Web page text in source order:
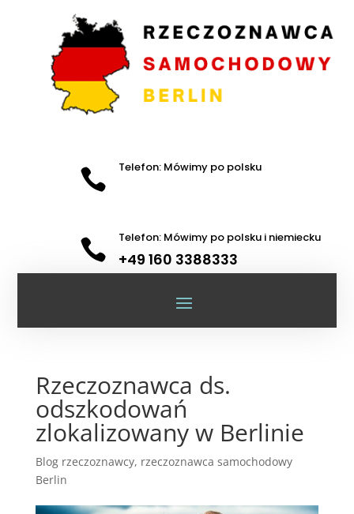
 Telefon: Mówimy po polsku
 Telefon: Mówimy po polsku i niemiecku
+49 160 3388333
Rzeczoznawca ds.
odszkodowań
zlokalizowany w Berlinie
Blog rzeczoznawcy, rzeczoznawca samochodowy
Berlin